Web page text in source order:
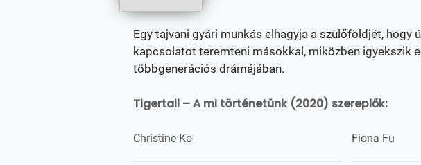
Egy tajvani gyári munkás elhagyja a szülőföldjét,
kapcsolatot teremteni másokkal, miközben igyekszik
többgenerációs drámájában.
Tigertail – A mi történetünk (2020) szereplők:
Christine Ko Fiona Fu